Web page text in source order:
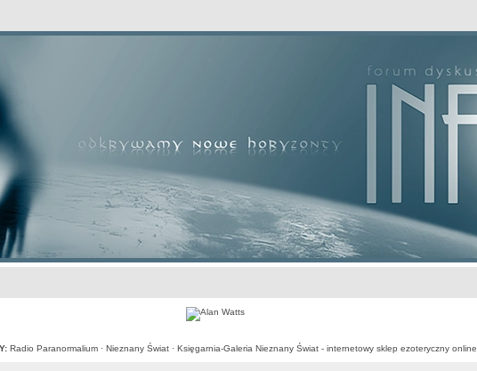
Radio Paranormalium· Nieznany Świat· Księgarnia-Galeria Nieznany Świat - internetowy sklep ezoteryczny online